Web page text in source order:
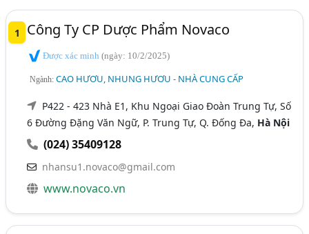
1 Công Ty CP Dược Phẩm Novaco
Được xác minh(ngày: 10/2/2025)
Ngành:CAO HƯƠU, NHUNG HƯƠU - NHÀ CUNG CẤP
P422 - 423 Nhà E1, Khu Ngoại Giao Đoàn Trung Tự, Số
6 Đường Đặng Văn Ngữ, P. Trung Tự, Q. Đống Đa, Hà Nội
(024) 35409128
nhansu1.novaco@gmail.com
www.novaco.vn